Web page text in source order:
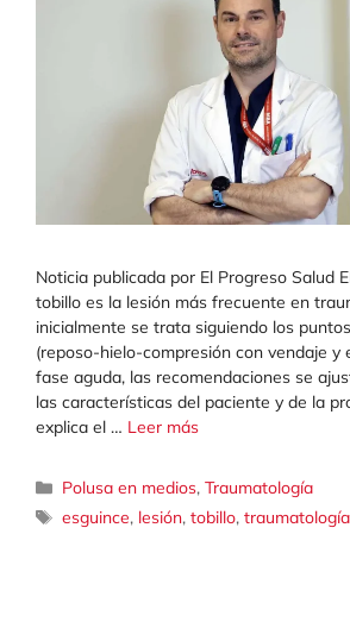
Noticia publicada por El Progreso Salud
tobillo es la lesión más frecuente en
inicialmente se trata siguiendo los
(reposo-hielo-compresión con vendaje y
fase aguda, las recomendaciones se
las características del paciente y de la
explica el … Leer más
Categorías
Polusa en medios,Traumatología
Etiquetas
esguince, lesión,tobillo,traumatología